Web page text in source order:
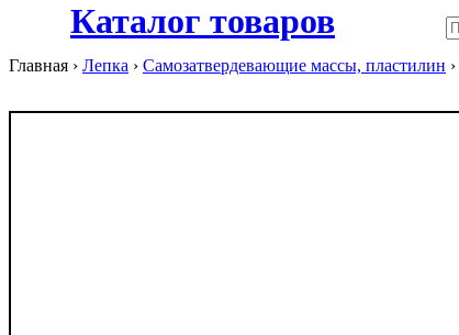
Каталог товаров
Главная › Лепка › Самозатвердевающие массы, пластилин ›